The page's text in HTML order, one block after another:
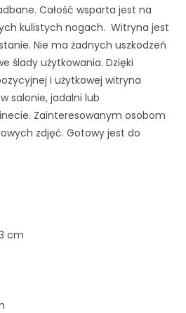
Całość wsparta jest na
kulistych nogach.  Witryna jest
Nie ma żadnych uszkodzeń
ślady użytkowania. Dzięki
i użytkowej witryna
salonie, jadalni lub
Zainteresowanym osobom
zdjęć. Gotowy jest do
cm